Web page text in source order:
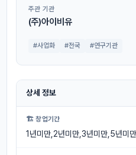
주관 기관
(주)아이비유
#사업화 #전국 #연구기관
상세 정보
🏗 창업기간
1년미만,2년미만,3년미만,5년미